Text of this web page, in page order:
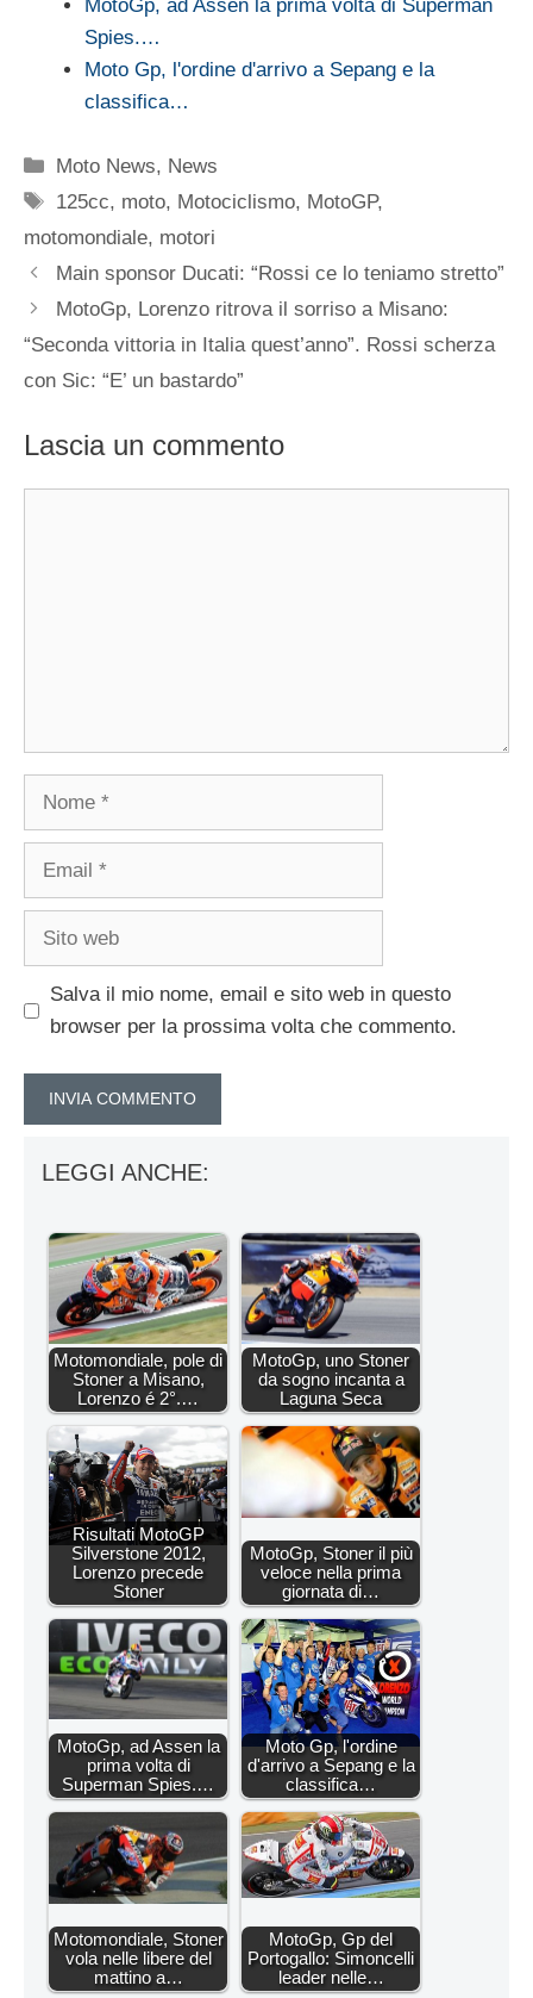
MotoGp, ad Assen la prima volta di Superman
Spies.…
Moto Gp, l'ordine d'arrivo a Sepang e la
classifica…
Categorie
Moto News, News
Tag
125cc, moto, Motociclismo, MotoGP,
motomondiale, motori
Main sponsor Ducati: “Rossi ce lo teniamo stretto”
MotoGp, Lorenzo ritrova il sorriso a Misano:
“Seconda vittoria in Italia quest’anno”. Rossi scherza
con Sic: “E’ un bastardo”
Lascia un commento
Nome
Email
Sito
Salva il mio nome, email e sito web in questo
browser per la prossima volta che commento.
LEGGI ANCHE:
Motomondiale, pole di
Stoner a Misano,
Lorenzo é 2°.…
MotoGp, uno Stoner
da sogno incanta a
Laguna Seca
Risultati MotoGP
Silverstone 2012,
Lorenzo precede
Stoner
MotoGp, Stoner il più
veloce nella prima
giornata di…
MotoGp, ad Assen la
prima volta di
Superman Spies.…
Moto Gp, l'ordine
d'arrivo a Sepang e la
classifica…
Motomondiale, Stoner
vola nelle libere del
mattino a…
MotoGp, Gp del
Portogallo: Simoncelli
leader nelle…